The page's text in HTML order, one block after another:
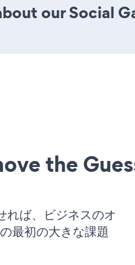
our Social
the
ば、ビジネスのオ
最初の大きな課題